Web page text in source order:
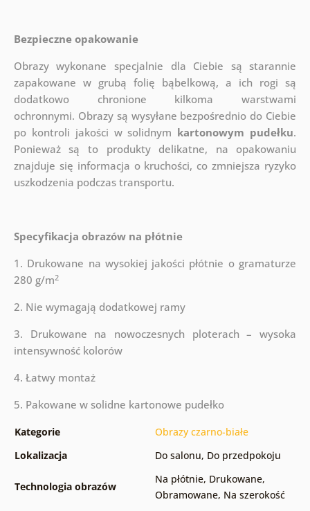
Bezpieczne opakowanie
Obrazy wykonane specjalnie dla Ciebie są starannie
zapakowane w grubą folię bąbelkową, a ich rogi są
dodatkowo chronione kilkoma warstwami
ochronnymi. Obrazy są wysyłane bezpośrednio do Ciebie
po kontroli jakości w solidnym kartonowym pudełku.
Ponieważ są to produkty delikatne, na opakowaniu
znajduje się informacja o kruchości, co zmniejsza ryzyko
uszkodzenia podczas transportu.
Specyfikacja obrazów na płótnie
1. Drukowane na wysokiej jakości płótnie o gramaturze
280 g/m2
2. Nie wymagają dodatkowej ramy
3. Drukowane na nowoczesnych ploterach – wysoka
intensywność kolorów
4. Łatwy montaż
5. Pakowane w solidne kartonowe pudełko
Kategorie
Obrazy czarno-białe
Lokalizacja
Do salonu, Do przedpokoju
Technologia obrazów
Na płótnie, Drukowane,
Obramowane, Na szerokość